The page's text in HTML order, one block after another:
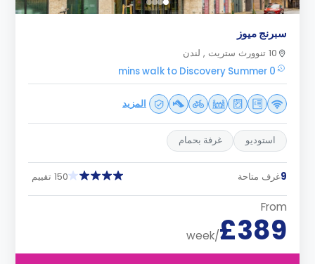
سبرنج ميوز
10 تنوورث ستريت , لندن
0 mins walk to Discovery Summer
المزيد
استوديو غرفة بحمام
9غرف متاحة 150 تقييم
From
£389
/week